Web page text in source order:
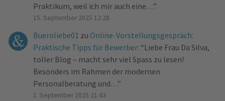
Praktikum, weil ich mir auch eine… ”
15. September 2025 12:28
Bueroliebe01 zu Online-Vorstellungsgespräch:
Praktische Tipps für Bewerber: “Liebe Frau Da Silva,
toller Blog – macht sehr viel Spass zu lesen!
Besonders im Rahmen der modernen
Personalberatung und… ”
1. September 2025 21:43